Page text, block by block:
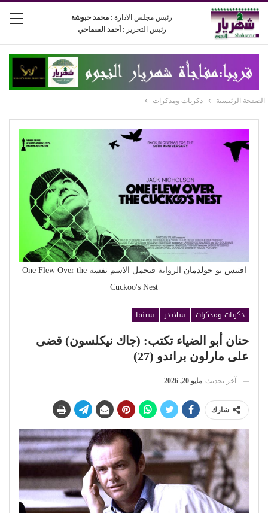
رئيس مجلس الادارة : محمد حبوشة
رئيس التحرير : أحمد السماحي
الصفحة الرئيسية ذكريات ومذكرات
اقتبس بو جولدمان الرواية فيحمل الاسم نفسه One Flew Over the
Cuckoo's Nest
ذكريات ومذكرات سلايدر
سينما
حنان أبو الضياء تكتب: (جاك نيكلسون) قضى
على مارلون براندو (27)
آخر تحديث مايو 20, 2026
شارك